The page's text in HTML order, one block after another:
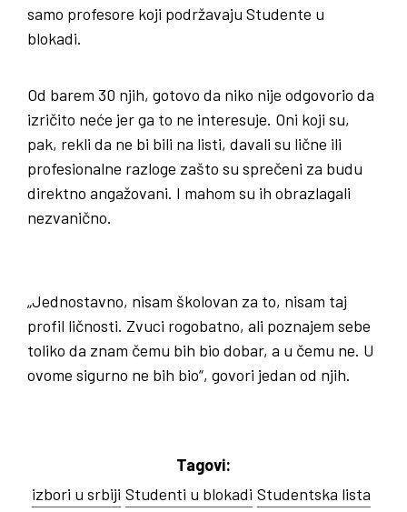
samo profesore koji podržavaju Studente u
blokadi.
Od barem 30 njih, gotovo da niko nije odgovorio da
izričito neće jer ga to ne interesuje. Oni koji su,
pak, rekli da ne bi bili na listi, davali su lične ili
profesionalne razloge zašto su sprečeni za budu
direktno angažovani. I mahom su ih obrazlagali
nezvanično.
„Jednostavno, nisam školovan za to, nisam taj
profil ličnosti. Zvuci rogobatno, ali poznajem sebe
toliko da znam čemu bih bio dobar, a u čemu ne. U
ovome sigurno ne bih bio“, govori jedan od njih.
Tagovi:
izbori u srbiji Studenti u blokadi Studentska lista